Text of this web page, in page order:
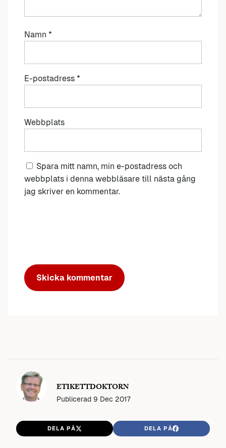
Namn *
E-postadress *
Webbplats
Spara mitt namn, min e-postadress och
webbplats i denna webbläsare till nästa gång
jag skriver en kommentar.
ETIKETTDOKTORN
Publicerad 9 Dec 2017
DELA PÅ DELA PÅ